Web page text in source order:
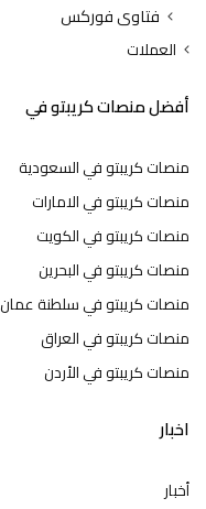
فتاوى فوركس
العملات
أفضل منصات كريبتو في
منصات كريبتو في السعودية
منصات كريبتو في الامارات
منصات كريبتو في الكويت
منصات كريبتو في البحرين
منصات كريبتو في سلطنة عمان
منصات كريبتو في العراق
منصات كريبتو في الأردن
اخبار
أخبار